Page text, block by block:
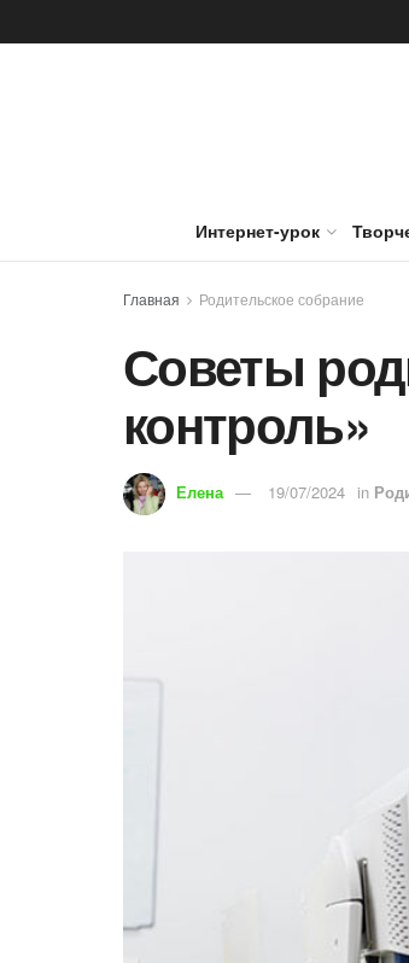
Интернет-урок
Главная Родительское собрание
Советы
контроль»
Елена 19/07/2024 in